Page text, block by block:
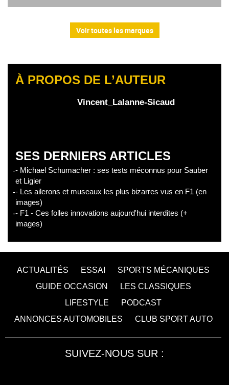
Voir toutes les marques
À PROPOS DE L’AUTEUR
Vincent_Lalanne-Sicaud
SES DERNIERS ARTICLES
- Michael Schumacher : ses tests méconnus pour Sauber
et Ligier
- Les ailerons et museaux les plus bizarres vus en F1 (en
images)
- F1 - Ces folles innovations aujourd'hui interdites (+
images)
ACTUALITÉS ESSAI
SPORTS MÉCANIQUES
GUIDE OCCASION
LES CLASSIQUES
LIFESTYLE
PODCAST
ANNONCES AUTOMOBILES
CLUB SPORT AUTO
SUIVEZ-NOUS SUR :